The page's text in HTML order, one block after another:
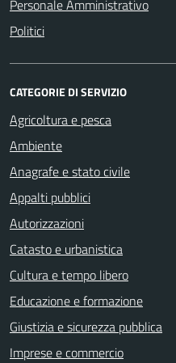
Personale Amministrativo
Politici
CATEGORIE DI SERVIZIO
Agricoltura e pesca
Ambiente
Anagrafe e stato civile
Appalti pubblici
Autorizzazioni
Catasto e urbanistica
Cultura e tempo libero
Educazione e formazione
Giustizia e sicurezza pubblica
Imprese e commercio